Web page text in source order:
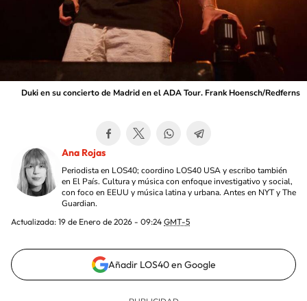
Duki en su concierto de Madrid en el ADA Tour. Frank Hoensch/Redferns
Ana Rojas
Periodista en LOS40; coordino LOS40 USA y escribo también
en El País. Cultura y música con enfoque investigativo y social,
con foco en EEUU y música latina y urbana. Antes en NYT y The
Guardian.
Actualizada: 19 de Enero de 2026 - 09:24 GMT-5
Añadir LOS40 en Google